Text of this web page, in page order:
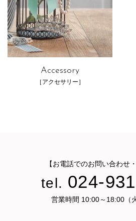
Accessory
［アクセサリー］
【お電話でのお問い合わせ
tel. 024-
営業時間 10:00～18:00（